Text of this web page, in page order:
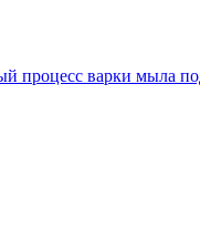
процесс варки мыла